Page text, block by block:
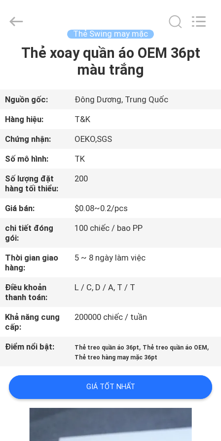
TRANG
CÁC
SẢN
PHẨM
VỀ
CHÚNG
THAM
NHÀ
MÁY
KIỂM
SOÁT
CHẤT
LIÊN
T&K
Garment
Thẻ Swing may mặc
Thẻ xoay quần áo OEM 36pt
màu trắng
Nguồn gốc:
Đông Dương, Trung Quốc
Hàng hiệu:
T&K
Chứng nhận:
OEKO,SGS
Số mô hình:
TK
Số lượng đặt
hàng tối thiểu:
200
Giá bán:
$0.08~0.2/pcs
chi tiết đóng
gói:
100 chiếc / bao PP
Thời gian giao
hàng:
5 ~ 8 ngày làm việc
Điều khoản
thanh toán:
L / C, D / A, T / T
Khả năng cung
cấp:
200000 chiếc / tuần
Điểm nổi bật: Thẻ treo quần áo 36pt, Thẻ treo quần áo OEM ,
Thẻ treo hàng may mặc 36pt
GIÁ TỐT NHẤT